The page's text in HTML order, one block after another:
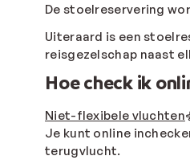
De stoelreservering
Uiteraard is een
reisgezelschap naast
Hoe check ik
Niet-flexibele vluchten
Je kunt online
terugvlucht.